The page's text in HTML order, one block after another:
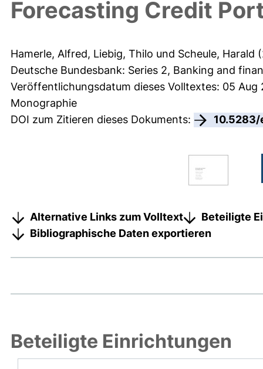
Forecasting Credit
Hamerle, Alfred, Liebig, Thilo und Scheule, Harald
Deutsche Bundesbank: Series 2, Banking and
Veröffentlichungsdatum dieses Volltextes: 05 Aug
Monographie
DOI zum Zitieren dieses Dokuments:
Alternative Links zum Volltext
Beteiligte
Bibliographische Daten exportieren
Beteiligte Einrichtungen